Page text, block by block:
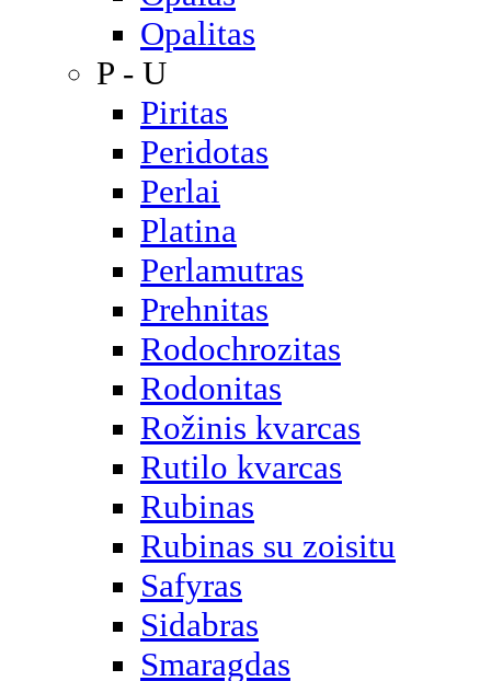
Opalitas
P - U
Piritas
Peridotas
Perlai
Platina
Perlamutras
Prehnitas
Rodochrozitas
Rodonitas
Rožinis kvarcas
Rutilo kvarcas
Rubinas
Rubinas su zoisitu
Safyras
Sidabras
Smaragdas